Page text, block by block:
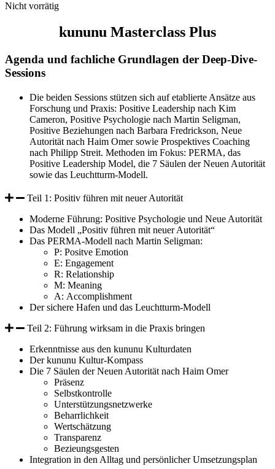
Nicht vorrätig
kununu Masterclass Plus
Agenda und fachliche Grundlagen der Deep-Dive-
Sessions
Die beiden Sessions stützen sich auf etablierte Ansätze aus
Forschung und Praxis: Positive Leadership nach Kim
Cameron, Positive Psychologie nach Martin Seligman,
Positive Beziehungen nach Barbara Fredrickson, Neue
Autorität nach Haim Omer sowie Prospektives Coaching
nach Philipp Streit. Methoden im Fokus: PERMA, das
Positive Leadership Model, die 7 Säulen der Neuen Autorität
sowie das Leuchtturm-Modell.
Teil 1: Positiv führen mit neuer Autorität
Moderne Führung: Positive Psychologie und Neue Autorität
Das Modell „Positiv führen mit neuer Autorität“
Das PERMA-Modell nach Martin Seligman:
P: Positve Emotion
E: Engagement
R: Relationship
M: Meaning
A: Accomplishment
Der sichere Hafen und das Leuchtturm-Modell
Teil 2: Führung wirksam in die Praxis bringen
Erkenntnisse aus den kununu Kulturdaten
Der kununu Kultur-Kompass
Die 7 Säulen der Neuen Autorität nach Haim Omer
Präsenz
Selbstkontrolle
Unterstützungsnetzwerke
Beharrlichkeit
Wertschätzung
Transparenz
Bezieungsgesten
Integration in den Alltag und persönlicher Umsetzungsplan